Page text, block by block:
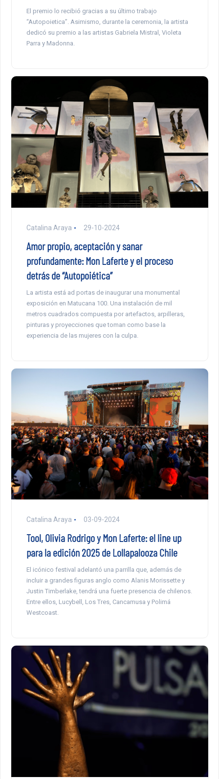
El premio lo recibió gracias a su último trabajo
“Autopoietica”. Asimismo, durante la ceremonia, la artista
dedicó su premio a las artistas Gabriela Mistral, Violeta
Parra y Madonna.
Catalina Araya 29-10-2024
Amor propio, aceptación y sanar
profundamente: Mon Laferte y el proceso
detrás de “Autopoiética”
La artista está ad portas de inaugurar una monumental
exposición en Matucana 100. Una instalación de mil
metros cuadrados compuesta por artefactos, arpilleras,
pinturas y proyecciones que toman como base la
experiencia de las mujeres con la culpa.
Catalina Araya 03-09-2024
Tool, Olivia Rodrigo y Mon Laferte: el line up
para la edición 2025 de Lollapalooza Chile
El icónico festival adelantó una parrilla que, además de
incluir a grandes figuras anglo como Alanis Morissette y
Justin Timberlake, tendrá una fuerte presencia de chilenos.
Entre ellos, Lucybell, Los Tres, Cancamusa y Polimá
Westcoast.